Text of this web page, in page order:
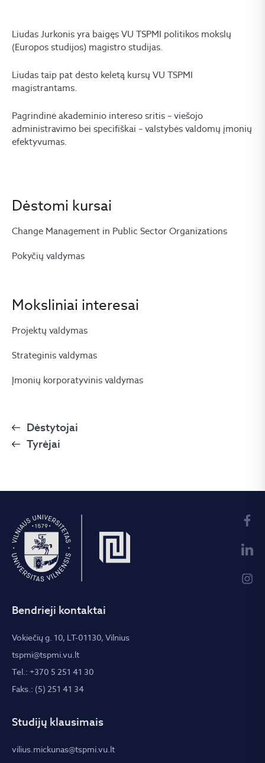
Liudas Jurkonis yra baigęs VU TSPMI politikos mokslų
(Europos studijos) magistro studijas.
Liudas taip pat dėsto keletą kursų VU TSPMI
magistrantams.
Pagrindinė akademinio intereso sritis – viešojo
administravimo bei specifiškai – valstybės valdomų įmonių
efektyvumas.
Dėstomi kursai
Change Management in Public Sector Organizations
Pokyčių valdymas
Moksliniai interesai
Projektų valdymas
Strateginis valdymas
Įmonių korporatyvinis valdymas
Dėstytojai
Tyrėjai
Bendrieji kontaktai
Vokiečių g. 10, LT-01130, Vilnius
tspmi@tspmi.vu.lt
Tel.: +370 5 251 41 30
Faks.: (5) 251 41 34
Studijų klausimais
vilius.mickunas@tspmi.vu.lt